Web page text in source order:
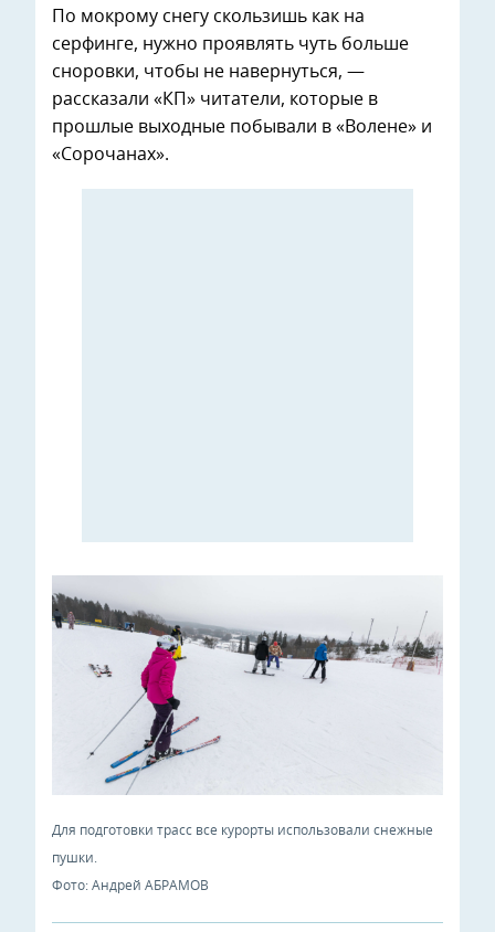
По мокрому снегу скользишь как на
серфинге, нужно проявлять чуть больше
сноровки, чтобы не навернуться, —
рассказали «КП» читатели, которые в
прошлые выходные побывали в «Волене» и
«Сорочанах».
Для подготовки трасс все курорты использовали снежные
пушки.
Фото: Андрей АБРАМОВ